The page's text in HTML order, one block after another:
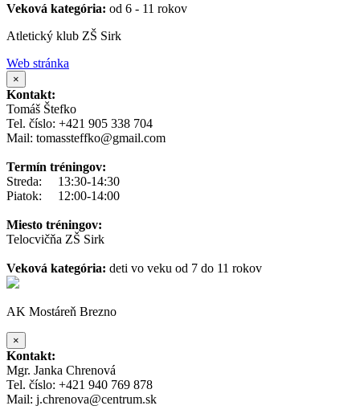
Veková kategória: od 6 - 11 rokov
Atletický klub ZŠ Sirk
Web stránka
×
Kontakt:
Tomáš Štefko
Tel. číslo: +421 905 338 704
Mail: tomassteffko@gmail.com
Termín tréningov:
Streda: 13:30-14:30
Piatok: 12:00-14:00
Miesto tréningov:
Telocvičňa ZŠ Sirk
Veková kategória: deti vo veku od 7 do 11 rokov
AK Mostáreň Brezno
×
Kontakt:
Mgr. Janka Chrenová
Tel. číslo: +421 940 769 878
Mail: j.chrenova@centrum.sk